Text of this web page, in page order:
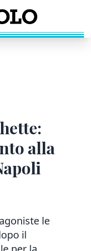
alla
le
il